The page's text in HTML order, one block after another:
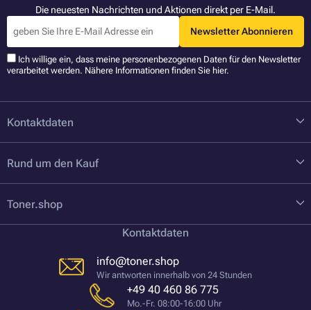
Die neuesten Nachrichten und Aktionen direkt per E-Mail.
Newsletter Abonnieren
Ich willige ein, dass meine personenbezogenen Daten für den Newsletter
verarbeitet werden. Nähere Informationen finden Sie hier.
Kontaktdaten
Rund um den Kauf
Toner.shop
Kontaktdaten
info@toner.shop
Wir antworten innerhalb von 24 Stunden
+49 40 460 86 775
Mo.-Fr. 08:00-16:00 Uhr